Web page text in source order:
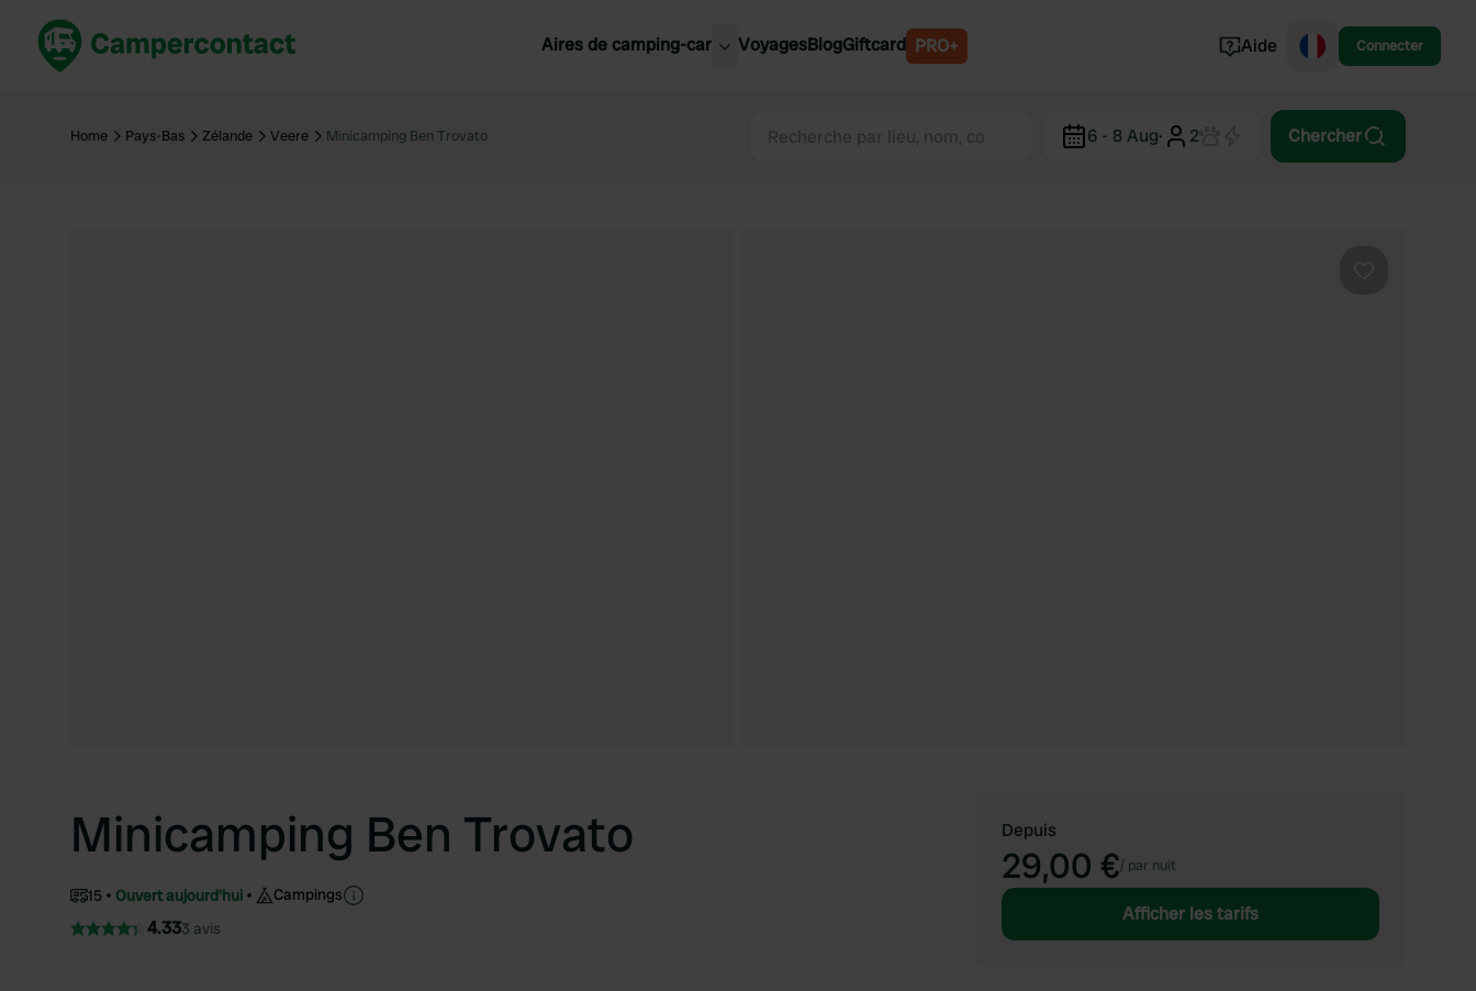
Aires de camping-car
France
France
Slovénie
VoyagesBlogGiftcard PRO+ Aide Connecter
Home Pays-Bas Zélande Veere Minicamping Ben Trovato 6 - 8 Aug· 2 Chercher
Minicamping Ben Trovato
15 Ouvert aujourd'hui Campings
4.333 avis
Depuis
29,00 €/ par nuit
Afficher les tarifs